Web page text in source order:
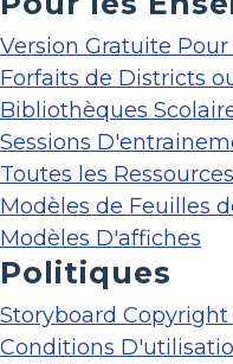
Version Gratuite
Forfaits de Districts
Bibliothèques
Sessions
Toutes les
Modèles de Feuilles
Modèles D'affiches
Politiques
Storyboard
Conditions